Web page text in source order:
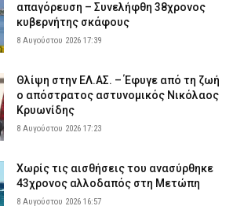
απαγόρευση – Συνελήφθη 38χρονος
κυβερνήτης σκάφους
8 Αυγούστου 2026 17:39
Θλίψη στην ΕΛ.ΑΣ. – Έφυγε από τη ζωή
ο απόστρατος αστυνομικός Νικόλαος
Κρυωνίδης
8 Αυγούστου 2026 17:23
Χωρίς τις αισθήσεις του ανασύρθηκε
43χρονος αλλοδαπός στη Μετώπη
8 Αυγούστου 2026 16:57